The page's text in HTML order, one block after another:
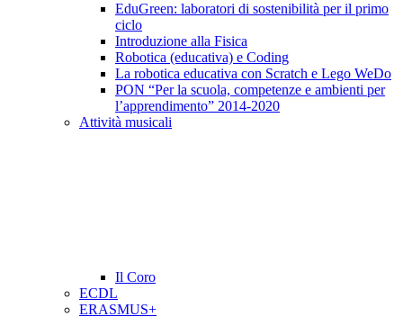
EduGreen: laboratori di sostenibilità per il primo
ciclo
Introduzione alla Fisica
Robotica (educativa) e Coding
La robotica educativa con Scratch e Lego WeDo
PON “Per la scuola, competenze e ambienti per
l’apprendimento” 2014-2020
Attività musicali
Il Coro
ECDL
ERASMUS+